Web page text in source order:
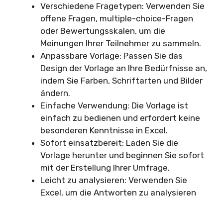
Verschiedene Fragetypen: Verwenden Sie
offene Fragen, multiple-choice-Fragen
oder Bewertungsskalen, um die
Meinungen Ihrer Teilnehmer zu sammeln.
Anpassbare Vorlage: Passen Sie das
Design der Vorlage an Ihre Bedürfnisse an,
indem Sie Farben, Schriftarten und Bilder
ändern.
Einfache Verwendung: Die Vorlage ist
einfach zu bedienen und erfordert keine
besonderen Kenntnisse in Excel.
Sofort einsatzbereit: Laden Sie die
Vorlage herunter und beginnen Sie sofort
mit der Erstellung Ihrer Umfrage.
Leicht zu analysieren: Verwenden Sie
Excel, um die Antworten zu analysieren